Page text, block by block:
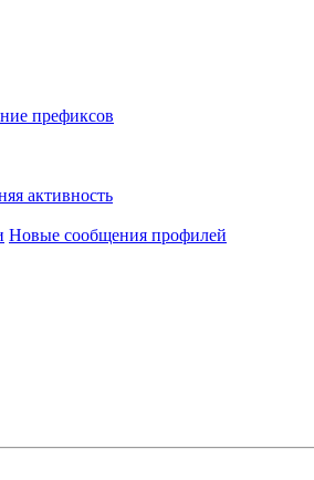
префиксов
активность
Новые сообщения профилей